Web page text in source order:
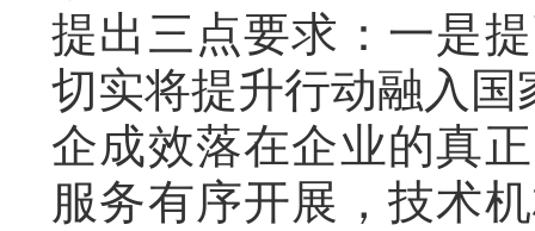
提出三点要求：一是
切实将提升行动融入国
企成效落在企业的真
服务有序开展，技术